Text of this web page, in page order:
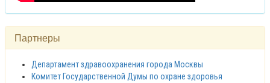
Партнеры
Департамент здравоохранения города Москвы
Комитет Государственной Думы по охране здоровья